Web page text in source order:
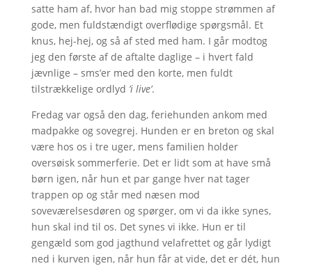
satte ham af, hvor han bad mig stoppe strømmen af
gode, men fuldstændigt overflødige spørgsmål. Et
knus, hej-hej, og så af sted med ham. I går modtog
jeg den første af de aftalte daglige – i hvert fald
jævnlige – sms’er med den korte, men fuldt
tilstrækkelige ordlyd ’i live’.
Fredag var også den dag, feriehunden ankom med
madpakke og sovegrej. Hunden er en breton og skal
være hos os i tre uger, mens familien holder
oversøisk sommerferie. Det er lidt som at have små
børn igen, når hun et par gange hver nat tager
trappen op og står med næsen mod
soveværelsesdøren og spørger, om vi da ikke synes,
hun skal ind til os. Det synes vi ikke. Hun er til
gengæld som god jagthund velafrettet og går lydigt
ned i kurven igen, når hun får at vide, det er dét, hun